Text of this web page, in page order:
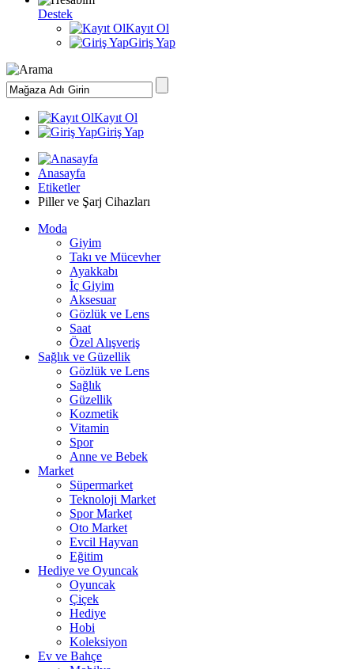
Destek
Kayıt Ol
Giriş Yap
Kayıt Ol
Giriş Yap
Anasayfa
Etiketler
Piller ve Şarj Cihazları
Moda
Giyim
Takı ve Mücevher
Ayakkabı
İç Giyim
Aksesuar
Gözlük ve Lens
Saat
Özel Alışveriş
Sağlık ve Güzellik
Gözlük ve Lens
Sağlık
Güzellik
Kozmetik
Vitamin
Spor
Anne ve Bebek
Market
Süpermarket
Teknoloji Market
Spor Market
Oto Market
Evcil Hayvan
Eğitim
Hediye ve Oyuncak
Oyuncak
Çiçek
Hediye
Hobi
Koleksiyon
Ev ve Bahçe